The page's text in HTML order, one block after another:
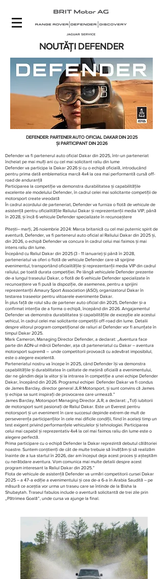
NOUTĂȚI DEFENDER
DEFENDER: PARTENER AUTO OFICIAL DAKAR DIN 2025
ȘI PARTICIPANT DIN 2026
Defender va fi partenerul auto oficial Dakar din 2025, într-un parteneriat
încheiat pe mai mulți ani cu cel mai solicitant raliu din lume
Defender va participa la Dakar 2026 și cu o echipă oficială, introducând
pentru prima dată emblematica marcă 4x4 la cea mai performantă cursă off-
road de anduranță
Participarea la competiție va demonstra durabilitatea și capabilitățile
excelente ale modelului Defender, în cadrul celei mai solicitante competiții de
motorsport create vreodată
În cadrul acordului de parteneriat, Defender va furniza o flotă de vehicule de
asistență pentru oficialitățile Raliului Dakar și reprezentanții media VIP, până
în 2028, și încă 6 vehicule Defender specializate în recunoaștere
Pitești– marți, 26 noiembrie 2024: Marca britanică cu cel mai puternic spirit de
aventură, Defender, va fi partenerul auto oficial al Raliului Dakar din 2025 și,
din 2026, o echipă Defender va concura în cadrul celui mai faimos și mai
intens raliu din lume.
Începând cu Raliul Dakar din2025 (3 - 11ianuarie) și până în 2028,
parteneriatul va oferi o flotă de vehicule Defender care să sprijine
evenimentul, transportând oficialitățile și reprezentanții media VIP din cadrul
raliului, pe toată durata competiției. Pe lângă vehiculele Defender prezente
de-a lungul traseului Dakar, o flotă de 6 vehicule Defender specializate în
recunoaștere va fi pusă la dispoziție, de asemenea, pentru a sprijini
reprezentanții Amaury Sport Association (ASO), organizatorul Dakar în
testarea traseelor pentru viitoarele evenimente Dakar.
În plus față de rolul său de partener auto oficial din 2025, Defender și-a
confirmat intenția de a forma o echipă, începând din 2026. Angajamentul
Defender va demonstra durabilitatea și capabilitățile de excepție ale acestui
vehicul, în cadrul celei mai solicitante competiții off-road din lume. Detalii
despre viitorul program competițional de raliuri al Defender vor fi anunțate în
timpul Dakar 2025.
Mark Cameron, Managing Director Defender, a declarat: „Aventura face
parte din ADN-ul mărcii Defender, așa că parteneriatul cu Dakar – aventura
motorsport supremă – unde competitorii provoacă cu adevărat imposibilul,
este o alegere excelentă.
Parteneriatul nostru va începe în 2025, când Defender își va demonstra
capabilitățile și durabilitatea în calitate de mașină oficială a evenimentului,
dar ne gândim deja la viitor și la intrarea în competiție a unei echipe Defender
Dakar, începând din 2026. Programul echipei Defender Dakar va fi condus
de James Barclay, director general JLR Motorsport, și sunt convins că James
și echipa sa sunt inspirați de provocarea care urmează.”
James Barclay, Motorsport Managing Director JLR, a declarat: „Toți iubitorii
de motorsport sunt pasionați de Raliul Dakar. Este un Everest pentru
motorsport și un eveniment în care succesul depinde extrem de mult de
perseverența participanților în cele mai dificile condiții, fiind în același timp un
test exigent privind performanțele vehiculelor și tehnologiei. Participarea
celui mai capabil și reprezentativ 4x4 la cel mai faimos raliu din lume este o
alegere perfectă.
Prima participare cu o echipă Defender la Dakar reprezintă debutul călătoriei
noastre. Suntem conștienți de cât de multe trebuie să învățăm și să realizăm
înainte de a lua startul în 2026, dar am început deja acest proces și așteptăm
cu nerăbdare aventura. Vom comunica mai multe detalii despre acest
program interesant la Raliul Dakar din 2025.”
Flota de vehicule de asistență Defender va urmări competitorii cursei Dakar
2025 – a 47-a ediție a evenimentului și cea de-a 6-a în Arabia Saudită – pe
măsură ce aceștia vor urma un traseu care se întinde de la Bisha la
Shubaytah. Traseul fabulos include o aventură solicitantă de trei zile prin
„Pătrimea Goală”, unde cursa va ajunge la final.